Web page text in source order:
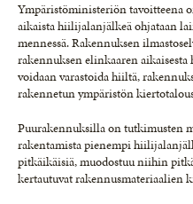
Ympäristöministeriön tavoitteena
aikaista hiilijalanjälkeä ohjataan
mennessä. Rakennuksen
rakennuksen elinkaaren
voidaan varastoida hiiltä,
rakennetun ympäristön
Puurakennuksilla on tutkimusten
rakentamista pienempi
pitkäikäisiä, muodostuu niihin
kertautuvat rakennusmateriaalien